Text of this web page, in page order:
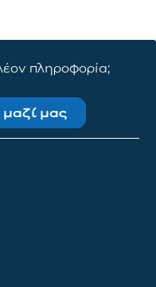
πληροφορία;
μας